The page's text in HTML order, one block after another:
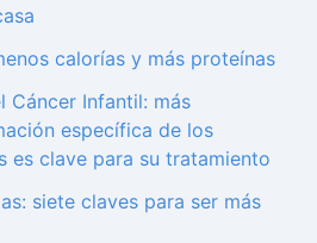
calorías y más proteínas
Cáncer Infantil: más
específica de los
es clave para su tratamiento
siete claves para ser más